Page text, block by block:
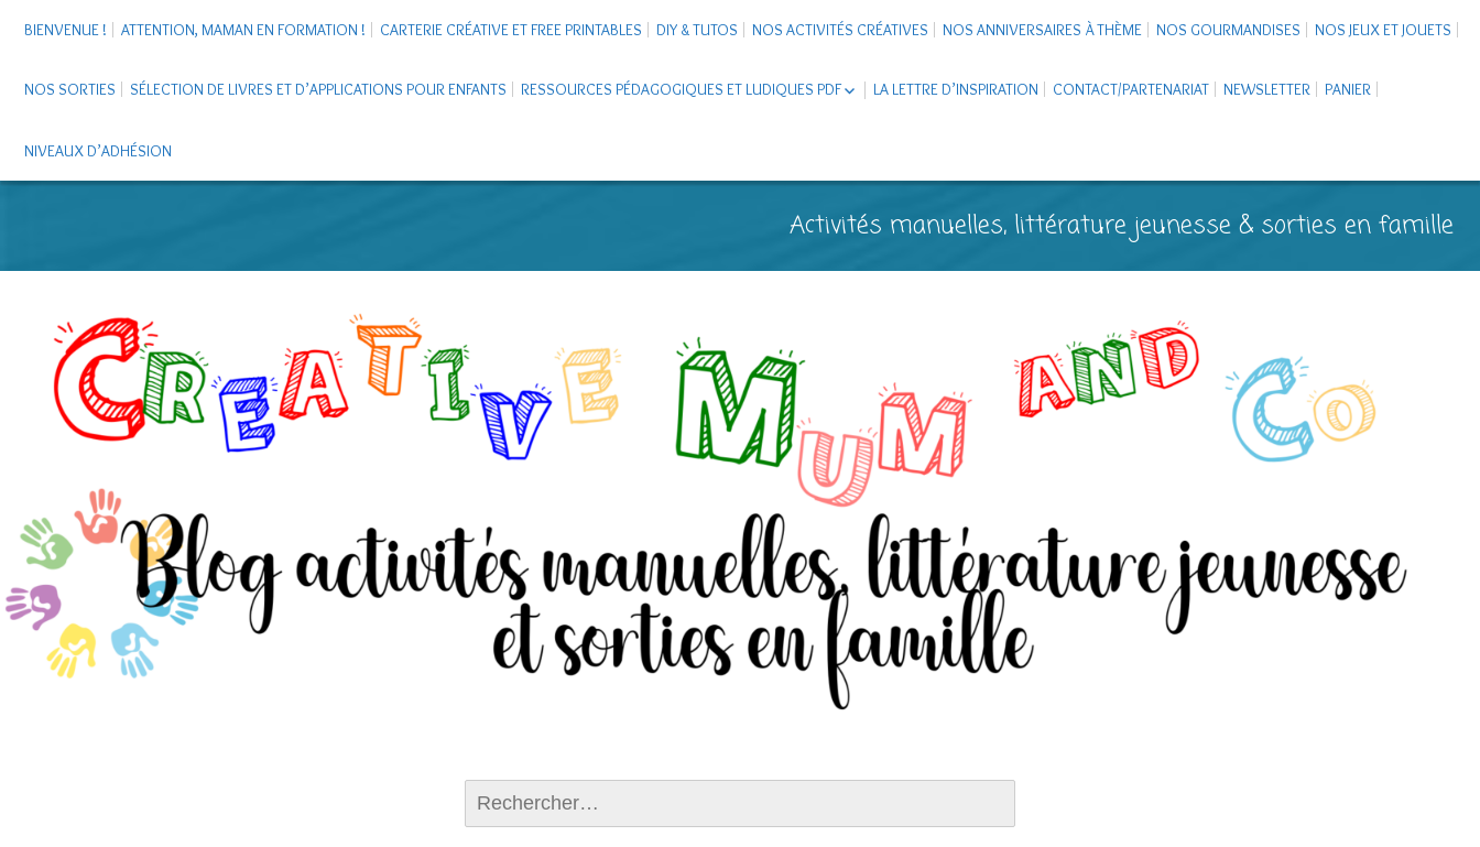
BIENVENUE ! ATTENTION, MAMAN EN FORMATION ! CARTERIE CRÉATIVE ET FREE PRINTABLES DIY & TUTOS NOS ACTIVITÉS CRÉATIVES NOS ANNIVERSAIRES À THÈME NOS GOURMANDISES NOS JEUX ET JOUETS
NOS SORTIES SÉLECTION DE LIVRES ET D’APPLICATIONS POUR ENFANTS RESSOURCES PÉDAGOGIQUES ET LUDIQUES PDF
CARNETS DE VOYAGE ENFANTS
LA LETTRE D’INSPIRATION CONTACT/PARTENARIAT NEWSLETTER PANIER
NIVEAUX D’ADHÉSION
Activités manuelles, littérature jeunesse & sorties en famille